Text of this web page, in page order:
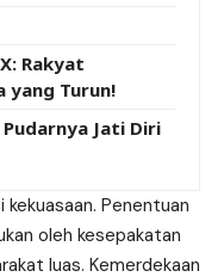
Rakyat
yang Turun!
Pudarnya Jati Diri
Penentuan
oleh kesepakatan
luas. Kemerdekaan